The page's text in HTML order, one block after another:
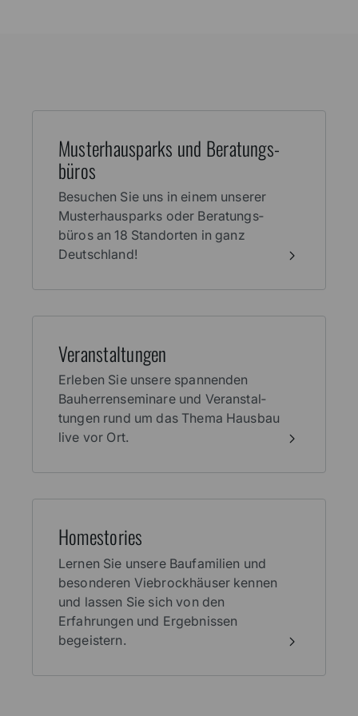
Muster­haus­parks und Beratungs­
büros
Besuchen Sie uns in einem unserer
Muster­haus­parks oder Beratungs­
büros an 18 Stand­orten in ganz
Deutschland!
Veran­stal­tungen
Erleben Sie unsere spannenden
Bauherren­seminare und Veranstal­
tungen rund um das Thema Haus­bau
live vor Ort.
Home­stories
Lernen Sie unsere Baufamilien und
besonderen Viebrockhäuser kennen
und lassen Sie sich von den
Erfahrungen und Ergebnissen
begeistern.